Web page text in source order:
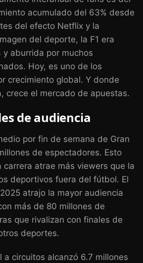
acumulado del 63% desde
del efecto Netflix y la
del deporte, la F1 era
aburrida por muchos
Hoy, es uno de los
crecimiento global. Y donde
crece el mercado de apuestas.
de audiencia
por fin de semana de Gran
de espectadores. Esto
carrera atrae más viewers que la
deportivos fuera del fútbol. El
atrajo la mayor audiencia
más de 80 millones de
que rivalizan con finales de
deportes.
a circuitos alcanzó 6.7 millones